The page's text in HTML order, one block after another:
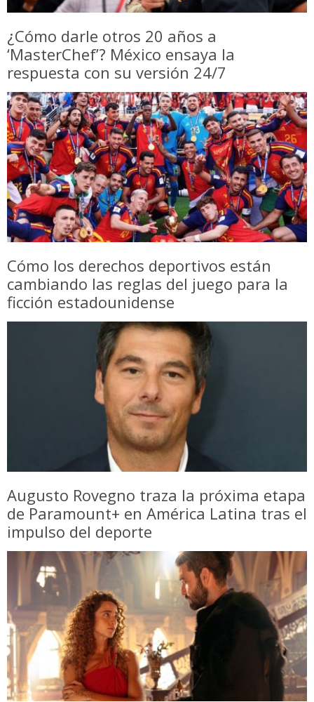
¿Cómo darle otros 20 años a
‘MasterChef’? México ensaya la
respuesta con su versión 24/7
Cómo los derechos deportivos están
cambiando las reglas del juego para la
ficción estadounidense
Augusto Rovegno traza la próxima etapa
de Paramount+ en América Latina tras el
impulso del deporte